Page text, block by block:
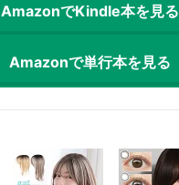
AmazonでKindle本を見る
Amazonで単行本を見る